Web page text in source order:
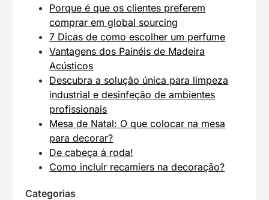
Porque é que os clientes preferem
comprar em global sourcing
7 Dicas de como escolher um perfume
Vantagens dos Painéis de Madeira
Acústicos
Descubra a solução única para limpeza
industrial e desinfeção de ambientes
profissionais
Mesa de Natal: O que colocar na mesa
para decorar?
De cabeça à roda!
Como incluir recamiers na decoração?
Categorias